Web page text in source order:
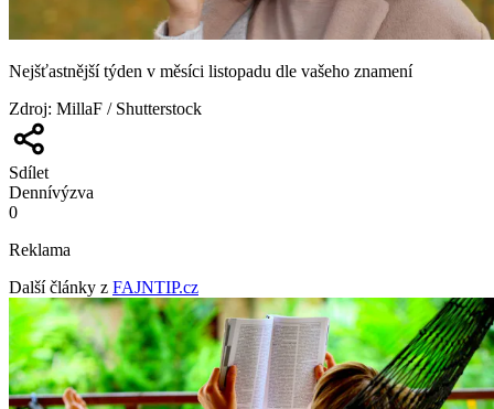
Nejšťastnější týden v měsíci listopadu dle vašeho znamení
Zdroj: MillaF / Shutterstock
Sdílet
Dennívýzva
0
Reklama
Další články z FAJNTIP.cz